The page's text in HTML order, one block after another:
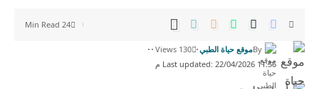
Last updated: 22/04/2026 11:56 م
Byموقع حياة الطبي 130 Views
24 Min Read